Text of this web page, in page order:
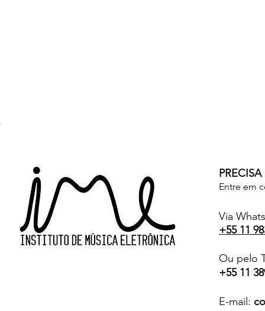
Entre em
Via
+55 11
Ou pelo
+55 11
E-mail: